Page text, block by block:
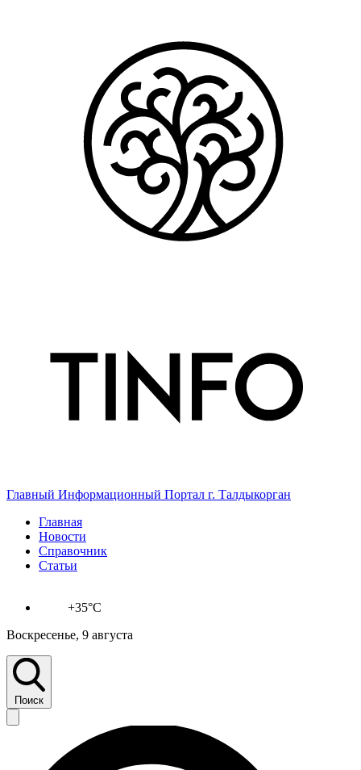
Главный Информационный Портал г. Талдыкорган
Главная
Новости
Справочник
Статьи
+35°C
Воскресенье, 9 августа
Поиск